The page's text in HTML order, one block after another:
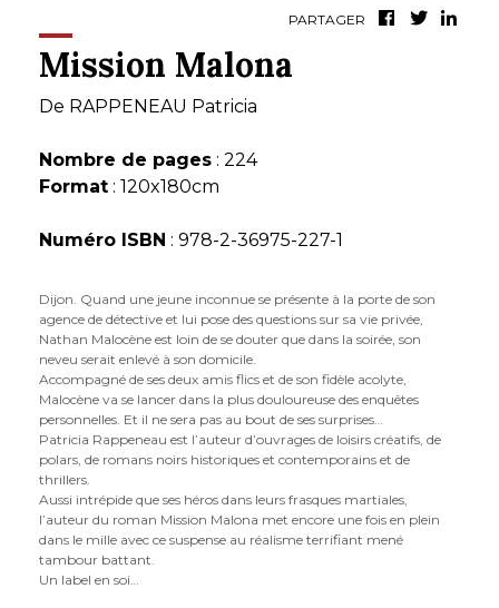
Mission Malona
De RAPPENEAU Patricia
Nombre de pages : 224
Format : 120x180cm
Numéro ISBN : 978-2-36975-227-1
PARTAGER
Dijon. Quand une jeune inconnue se présente à la porte de son
agence de détective et lui pose des questions sur sa vie privée,
Nathan Malocène est loin de se douter que dans la soirée, son
neveu serait enlevé à son domicile.
Accompagné de ses deux amis flics et de son fidèle acolyte,
Malocène va se lancer dans la plus douloureuse des enquêtes
personnelles. Et il ne sera pas au bout de ses surprises…
Patricia Rappeneau est l’auteur d’ouvrages de loisirs créatifs, de
polars, de romans noirs historiques et contemporains et de
thrillers.
Aussi intrépide que ses héros dans leurs frasques martiales,
l’auteur du roman Mission Malona met encore une fois en plein
dans le mille avec ce suspense au réalisme terrifiant mené
tambour battant.
Un label en soi…